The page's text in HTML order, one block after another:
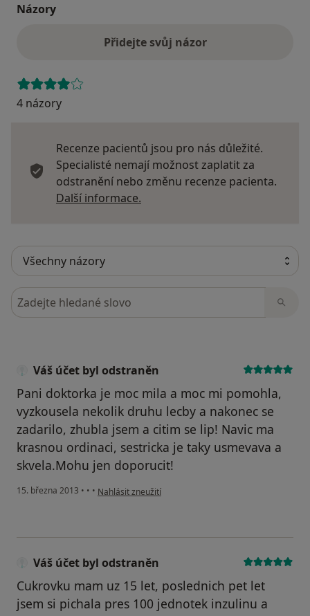
Názory
Přidejte svůj názor
4 názory
Recenze pacientů jsou pro nás důležité.
Specialisté nemají možnost zaplatit za
odstranění nebo změnu recenze pacienta.
Další informace.
Hledejte v názorech
Váš účet byl odstraněn
Pani doktorka je moc mila a moc mi pomohla,
vyzkousela nekolik druhu lecby a nakonec se
zadarilo, zhubla jsem a citim se lip! Navic ma
krasnou ordinaci, sestricka je taky usmevava a
skvela.Mohu jen doporucit!
15. března 2013 • • • podle názoru uživatele Váš účet byl odstraněn
Nahlásit zneužití
Váš účet byl odstraněn
Cukrovku mam uz 15 let, poslednich pet let
jsem si pichala pres 100 jednotek inzulinu a